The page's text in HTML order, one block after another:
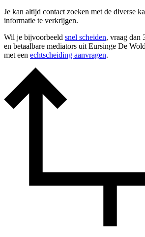
Je kan altijd contact zoeken met de diverse
informatie te verkrijgen.
Wil je bijvoorbeeld snel scheiden, vraag dan
en betaalbare mediators uit Eursinge De
met een echtscheiding aanvragen.